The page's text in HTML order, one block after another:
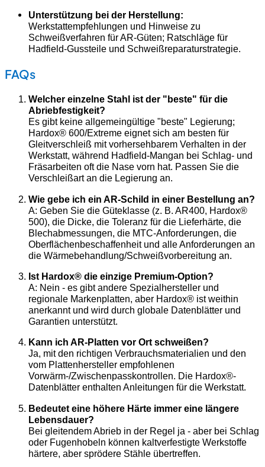
Unterstützung bei der Herstellung:
Werkstattempfehlungen und Hinweise zu
Schweißverfahren für AR-Güten; Ratschläge für
Hadfield-Gussteile und Schweißreparaturstrategie.
FAQs
Welcher einzelne Stahl ist der "beste" für die
Abriebfestigkeit?
Es gibt keine allgemeingültige "beste" Legierung;
Hardox® 600/Extreme eignet sich am besten für
Gleitverschleiß mit vorhersehbarem Verhalten in der
Werkstatt, während Hadfield-Mangan bei Schlag- und
Fräsarbeiten oft die Nase vorn hat. Passen Sie die
Verschleißart an die Legierung an.
Wie gebe ich ein AR-Schild in einer Bestellung an?
A: Geben Sie die Güteklasse (z. B. AR400, Hardox®
500), die Dicke, die Toleranz für die Lieferhärte, die
Blechabmessungen, die MTC-Anforderungen, die
Oberflächenbeschaffenheit und alle Anforderungen an
die Wärmebehandlung/Schweißvorbereitung an.
Ist Hardox® die einzige Premium-Option?
A: Nein - es gibt andere Spezialhersteller und
regionale Markenplatten, aber Hardox® ist weithin
anerkannt und wird durch globale Datenblätter und
Garantien unterstützt.
Kann ich AR-Platten vor Ort schweißen?
Ja, mit den richtigen Verbrauchsmaterialien und den
vom Plattenhersteller empfohlenen
Vorwärm-/Zwischenpasskontrollen. Die Hardox®-
Datenblätter enthalten Anleitungen für die Werkstatt.
Bedeutet eine höhere Härte immer eine längere
Lebensdauer?
Bei gleitendem Abrieb in der Regel ja - aber bei Schlag
oder Fugenhobeln können kaltverfestigte Werkstoffe
härtere, aber sprödere Stähle übertreffen.